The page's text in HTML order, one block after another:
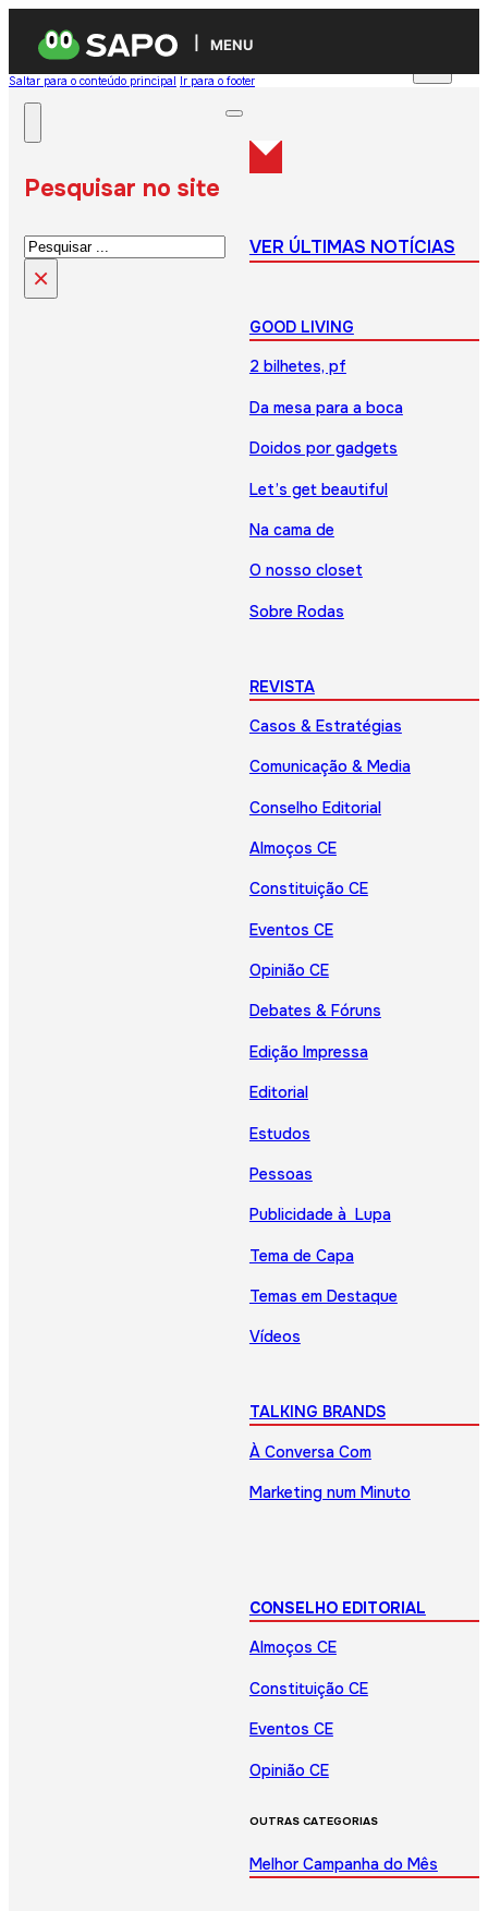
MENU
Saltar para o conteúdo principal Ir para o footer
Pesquisar no site
Pesquisar
×
VER ÚLTIMAS NOTÍCIAS
GOOD LIVING
2 bilhetes, pf
Da mesa para a boca
Doidos por gadgets
Let’s get beautiful
Na cama de
O nosso closet
Sobre Rodas
REVISTA
Casos & Estratégias
Comunicação & Media
Conselho Editorial
Almoços CE
Constituição CE
Eventos CE
Opinião CE
Debates & Fóruns
Edição Impressa
Editorial
Estudos
Pessoas
Publicidade à Lupa
Tema de Capa
Temas em Destaque
Vídeos
TALKING BRANDS
À Conversa Com
Marketing num Minuto
CONSELHO EDITORIAL
Almoços CE
Constituição CE
Eventos CE
Opinião CE
OUTRAS CATEGORIAS
Melhor Campanha do Mês